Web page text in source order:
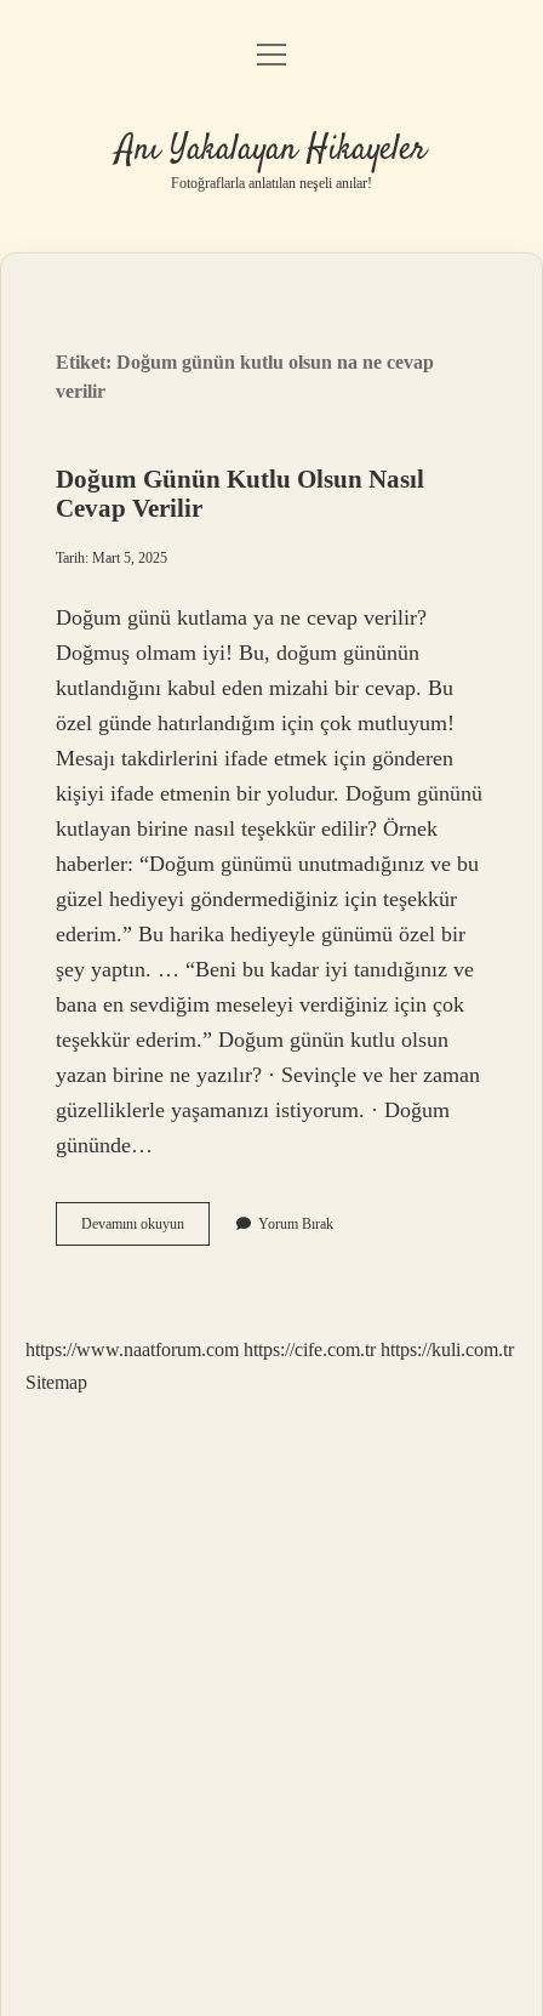
Anasayfa
Yasal Uyarı
menüyü
Anı Yakalayan Hikayeler
Fotoğraflarla anlatılan neşeli anılar!
Etiket:Doğum günün kutlu olsun na ne cevap
verilir
Doğum Günün Kutlu Olsun Nasıl
Cevap Verilir
Tarih: Mart 5, 2025
Doğum günü kutlama ya ne cevap verilir?
Doğmuş olmam iyi! Bu, doğum gününün
kutlandığını kabul eden mizahi bir cevap. Bu
özel günde hatırlandığım için çok mutluyum!
Mesajı takdirlerini ifade etmek için gönderen
kişiyi ifade etmenin bir yoludur. Doğum gününü
kutlayan birine nasıl teşekkür edilir? Örnek
haberler: “Doğum günümü unutmadığınız ve bu
güzel hediyeyi göndermediğiniz için teşekkür
ederim.” Bu harika hediyeyle günümü özel bir
şey yaptın. … “Beni bu kadar iyi tanıdığınız ve
bana en sevdiğim meseleyi verdiğiniz için çok
teşekkür ederim.” Doğum günün kutlu olsun
yazan birine ne yazılır? · Sevinçle ve her zaman
güzelliklerle yaşamanızı istiyorum. · Doğum
gününde…
Devamını okuyunDoğum
Günün
Verilir
Yorum Bırak
https://www.naatforum.com https://cife.com.tr https://kuli.com.tr
Sitemap